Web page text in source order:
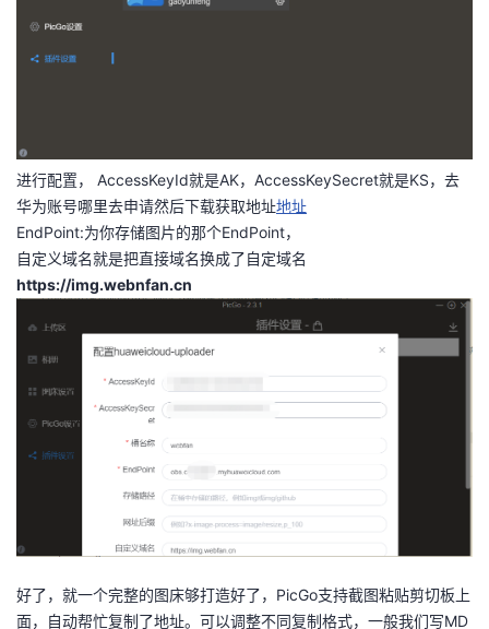
进行配置， AccessKeyId就是AK，AccessKeySecret就是KS，去
华为账号哪里去申请然后下载获取地址地址
EndPoint:为你存储图片的那个EndPoint，
自定义域名就是把直接域名换成了自定域名
https://img.webnfan.cn
好了，就一个完整的图床够打造好了，PicGo支持截图粘贴剪切板上
面，自动帮忙复制了地址。可以调整不同复制格式，一般我们写MD